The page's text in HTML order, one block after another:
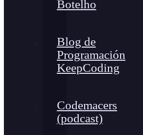
Botelho
Blog de
Programación
KeepCoding
Codemacers
(podcast)